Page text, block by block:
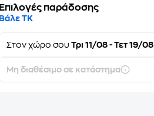
Επιλογές παράδοσης
Βάλε ΤΚ
Στονχώρο σου Τρι 11/08 - Τετ 19/08
Μη διαθέσιμο σε κατάστημα